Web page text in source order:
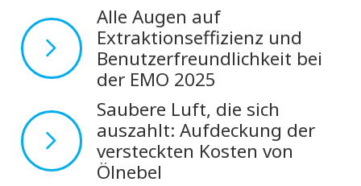
Alle Augen auf
Extraktionseffizienz und
Benutzerfreundlichkeit bei
der EMO 2025
Saubere Luft, die sich
auszahlt: Aufdeckung der
versteckten Kosten von
Ölnebel